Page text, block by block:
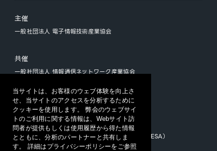
当サイトは、お客様のウェブ体験を向上さ
せ、当サイトのアクセスを分析するために
クッキーを使用します。 弊会のウェブサイ
トのご利用に関する情報は、Webサイト訪
問者が提供もしくは使用履歴から得た情報
とともに、分析のパートナーと共有しま
す。 詳細はプライバシーポリシーをご参照
主催
一般社団法人 電子情報技術産業協会
共催
一般社団法人 情報通信ネットワーク産業協会
一般社団法人 ソフトウェア協会
運営
CEATEC 運営事務局
（一般社団法人日本エレクトロニクスショー協会/JESA）